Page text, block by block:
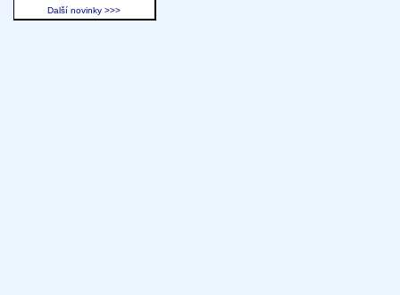
Další novinky >>>